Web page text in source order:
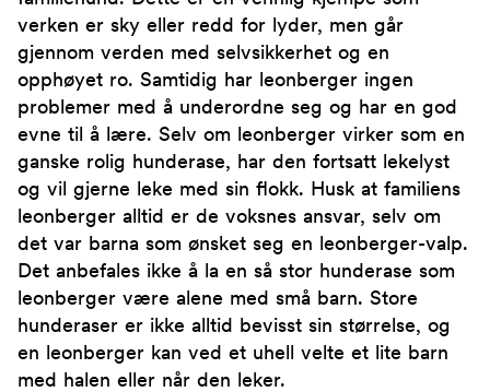
verken er sky eller redd for lyder, men går
gjennom verden med selvsikkerhet og en
opphøyet ro. Samtidig har leonberger ingen
problemer med å underordne seg og har en god
evne til å lære. Selv om leonberger virker som en
ganske rolig hunderase, har den fortsatt lekelyst
og vil gjerne leke med sin flokk. Husk at familiens
leonberger alltid er de voksnes ansvar, selv om
det var barna som ønsket seg en leonberger-valp.
Det anbefales ikke å la en så stor hunderase som
leonberger være alene med små barn. Store
hunderaser er ikke alltid bevisst sin størrelse, og
en leonberger kan ved et uhell velte et lite barn
med halen eller når den leker.